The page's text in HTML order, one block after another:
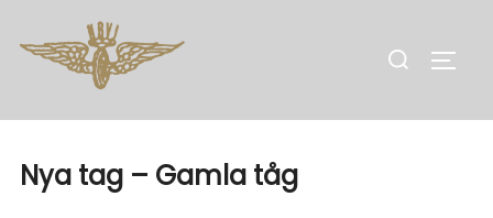
Sök
Nya tag – Gamla tåg